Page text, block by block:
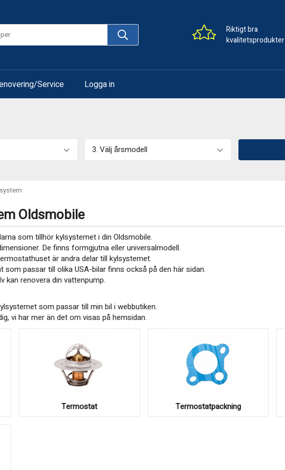
Riktigt bra
kvalitetsprodukter
Service Logga in
3. Välj årsmodell
Oldsmobile
som tillhör kylsystemet i din Oldsmobile.
De finns formgjutna eller universalmodell.
är andra delar till kylsystemet.
passar till olika USA-bilar finns också på den här sidan.
kan renovera din vattenpump.
som passar till min bil i webbutiken.
vi har mer än det om visas på hemsidan.
Termostat Termostatpackning